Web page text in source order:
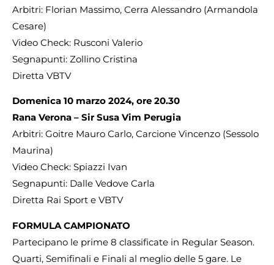
Arbitri: Florian Massimo, Cerra Alessandro (Armandola
Cesare)
Video Check: Rusconi Valerio
Segnapunti: Zollino Cristina
Diretta VBTV
Domenica 10 marzo 2024, ore 20.30
Rana Verona – Sir Susa Vim Perugia
Arbitri: Goitre Mauro Carlo, Carcione Vincenzo (Sessolo
Maurina)
Video Check: Spiazzi Ivan
Segnapunti: Dalle Vedove Carla
Diretta Rai Sport e VBTV
FORMULA CAMPIONATO
Partecipano le prime 8 classificate in Regular Season.
Quarti, Semifinali e Finali al meglio delle 5 gare. Le